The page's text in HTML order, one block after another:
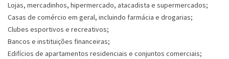
Lojas, mercadinhos, hipermercado, atacadista e supermercados;
Casas de comércio em geral, incluindo farmácia e drogarias;
Clubes esportivos e recreativos;
Bancos e instituições financeiras;
Edifícios de apartamentos residenciais e conjuntos comerciais;